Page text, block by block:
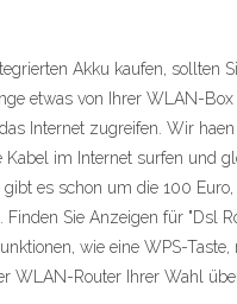
Akku kaufen, sollten
etwas von Ihrer WLAN-
Internet zugreifen. Wir
im Internet surfen und
es schon um die 100
Sie Anzeigen für "Dsl
wie eine WPS-
WLAN-Router Ihrer Wahl